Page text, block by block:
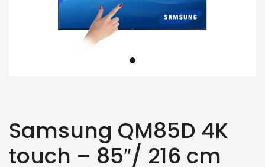
Samsung QM85D 4K
touch – 85″/ 216 cm